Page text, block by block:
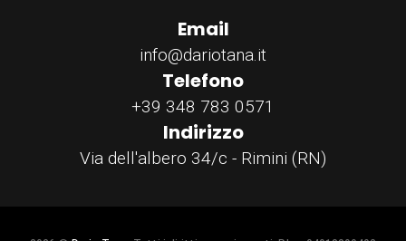
Email
info@dariotana.it
Telefono
+39 348 783 0571
Indirizzo
Via dell'albero 34/c - Rimini (RN)